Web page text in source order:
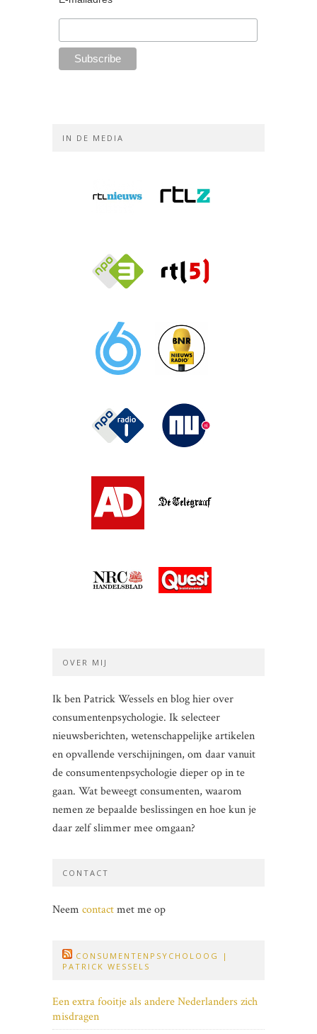
IN DE MEDIA
OVER MIJ
Ik ben Patrick Wessels en blog hier over
consumentenpsychologie. Ik selecteer
nieuwsberichten, wetenschappelijke artikelen
en opvallende verschijningen, om daar vanuit
de consumentenpsychologie dieper op in te
gaan. Wat beweegt consumenten, waarom
nemen ze bepaalde beslissingen en hoe kun je
daar zelf slimmer mee omgaan?
CONTACT
Neem contactmet me op
CONSUMENTENPSYCHOLOOG |
PATRICK WESSELS
Een extra fooitje als andere Nederlanders zich
misdragen